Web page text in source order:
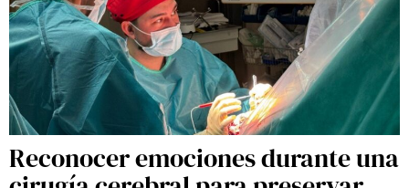
Reconocer emociones durante una